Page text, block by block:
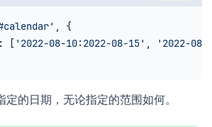
, {
: [ '2022-08-10:2022-08-15' ,
'2022-08-
定的日期，无论指定的范围如何。